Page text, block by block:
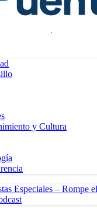
.
y Cultura
Especiales – Rompe